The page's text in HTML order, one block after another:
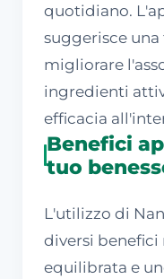
quotidiano.
suggerisce
migliorare
ingredienti
efficacia
Benefici
tuo
L'utilizzo di
diversi benefici
equilibrata e